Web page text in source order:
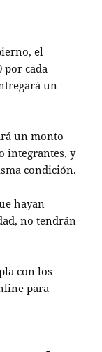
el
por cada
un
un monto
integrantes, y
condición.
hayan
no tendrán
con los
para